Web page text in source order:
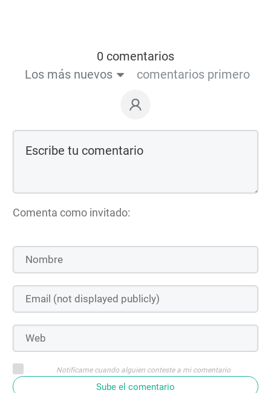
0 comentarios
Los más nuevos
comentarios primero
Comenta como invitado:
Notifícame cuando alguien conteste a mi comentario
Sube el comentario